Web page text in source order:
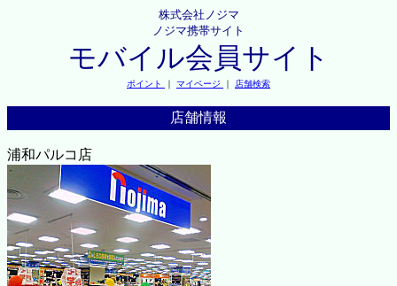
株式会社ノジマ
ノジマ携帯サイト
モバイル会員サイト
ポイント ｜ マイページ ｜ 店舗検索
店舗情報
浦和パルコ店